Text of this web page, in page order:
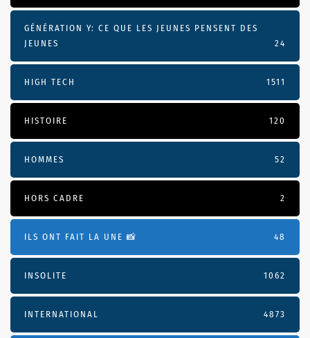
GÉNÉRATION Y: CE QUE LES JEUNES PENSENT DES
JEUNES
24
HIGH TECH 1511
HISTOIRE 120
HOMMES 52
HORS CADRE 2
ILS ONT FAIT LA UNE 📸 48
INSOLITE 1062
INTERNATIONAL 4873